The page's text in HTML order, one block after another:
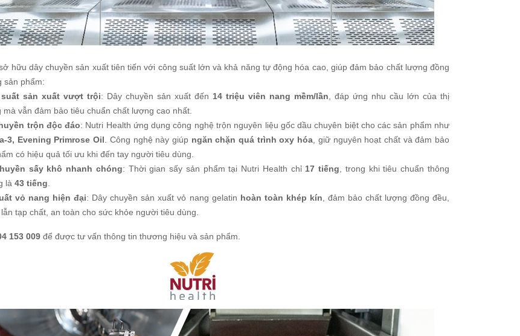
hữu dây chuyền sản xuất tiên tiến với công suất lớn và khả năng tự động hóa cao, giúp đảm bảo chất lượng đồng
sản phẩm:
suất sản xuất vượt trội: Dây chuyền sản xuất đến 14 triệu viên nang mềm/lần , đáp ứng nhu cầu lớn của thị
mà vẫn đảm bảo tiêu chuẩn chất lượng cao nhất.
trộn độc đáo: Nutri Health ứng dụng công nghệ trộn nguyên liệu gốc dầu chuyên biệt cho các sản phẩm như
3, Evening Primrose Oil . Công nghệ này giúp ngăn chặn quá trình oxy hóa , giữ nguyên hoạt chất và đảm bảo
có hiệu quả tối ưu khi đến tay người tiêu dùng.
sấy khô nhanh chóng: Thời gian sấy sản phẩm tại Nutri Health chỉ 17 tiếng , trong khi tiêu chuẩn thông
là 43 tiếng
vỏ nang hiện đại: Dây chuyền sản xuất vỏ nang gelatin hoàn toàn khép kín , đảm bảo chất lượng đồng đều,
tạp chất, an toàn cho sức khỏe người tiêu dùng.
153 009 để được tư vấn thông tin thương hiệu và sản phẩm.